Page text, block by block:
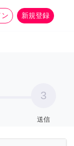
ン 新規登録
more_horiz
3
送信